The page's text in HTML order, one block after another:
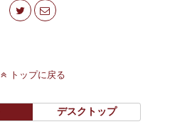
トップに戻る
デスクトップ